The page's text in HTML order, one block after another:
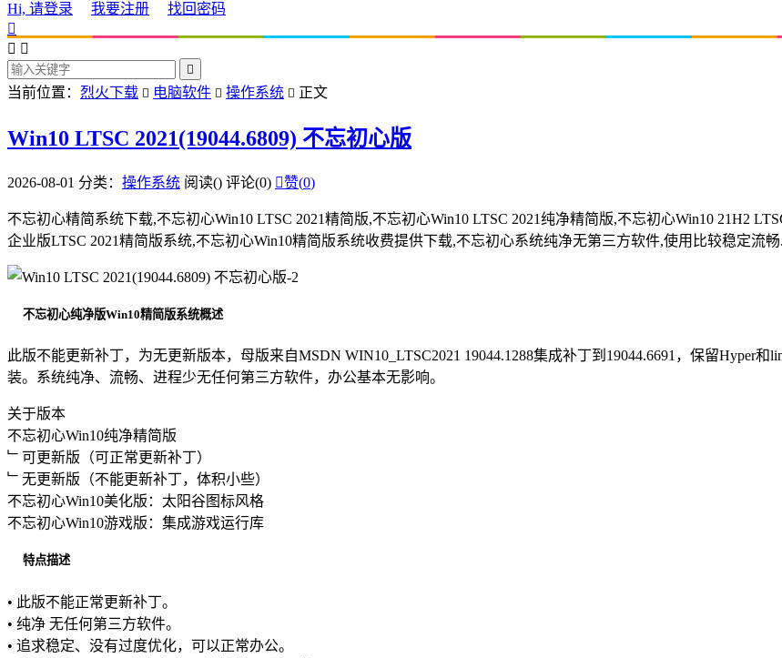
Hi, 请登录 我要注册
找回密码

 

当前位置： 烈火下载  电脑软件  操作系统  正文
Win10 LTSC 2021(19044.6809) 不忘初心版
2026-08-01 分类： 操作系统 阅读() 评论(0) 赞(0)
不忘初心精简系统下载,不忘初心Win10 LTSC 2021精简版,不忘初心Win10 LTSC 2021纯净精简版,不忘初心Win10 21H2
企业版LTSC 2021精简版系统,不忘初心Win10精简版系统收费提供下载,不忘初心系统纯净无第三方软件,使用比较稳定流畅.
不忘初心纯净版Win10精简版系统概述
此版不能更新补丁，为无更新版本，母版来自MSDN WIN10_LTSC2021 19044.1288集成补丁到19044.6691，保留Hyper
装。系统纯净、流畅、进程少无任何第三方软件，办公基本无影响。
关于版本
不忘初心Win10纯净精简版
﹂可更新版（可正常更新补丁）
﹂无更新版（不能更新补丁，体积小些）
不忘初心Win10美化版：太阳谷图标风格
不忘初心Win10游戏版：集成游戏运行库
特点描述
• 此版不能正常更新补丁。
• 纯净 无任何第三方软件。
• 追求稳定、没有过度优化，可以正常办公。